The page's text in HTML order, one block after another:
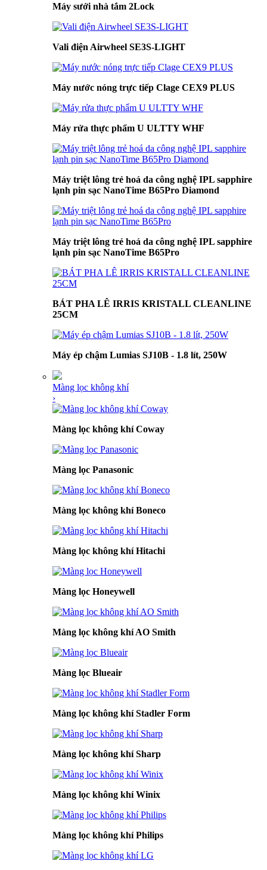
Máy sưởi nhà tắm 2Lock
Vali điện Airwheel SE3S-LIGHT
Máy nước nóng trực tiếp Clage CEX9 PLUS
Máy rửa thực phẩm U ULTTY WHF
Máy triệt lông trẻ hoá da công nghệ IPL sapphire
lạnh pin sạc NanoTime B65Pro Diamond
Máy triệt lông trẻ hoá da công nghệ IPL sapphire
lạnh pin sạc NanoTime B65Pro
BÁT PHA LÊ IRRIS KRISTALL CLEANLINE
25CM
Máy ép chậm Lumias SJ10B - 1.8 lít, 250W
Màng lọc không khí
›
Màng lọc không khí Coway
Màng lọc Panasonic
Màng lọc không khí Boneco
Màng lọc không khí Hitachi
Màng lọc Honeywell
Màng lọc không khí AO Smith
Màng lọc Blueair
Màng lọc không khí Stadler Form
Màng lọc không khí Sharp
Màng lọc không khí Winix
Màng lọc không khí Philips